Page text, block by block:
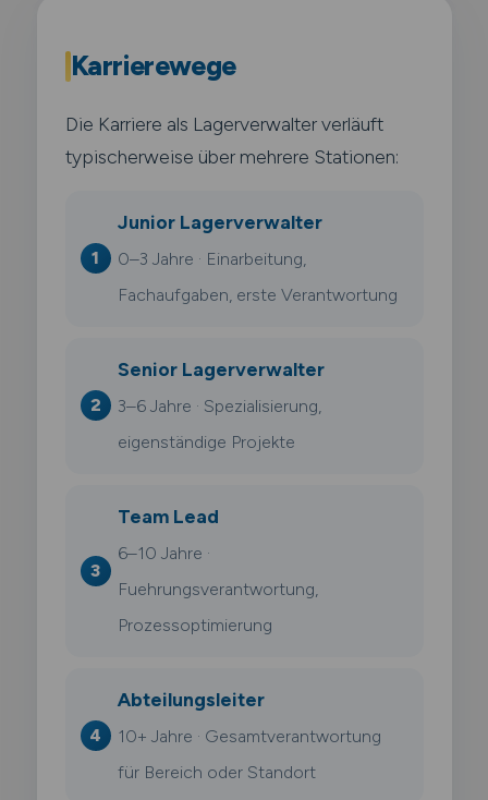
Karrierewege
Die Karriere als Lagerverwalter verläuft
typischerweise über mehrere Stationen:
Junior Lagerverwalter
0–3 Jahre · Einarbeitung,
Fachaufgaben, erste Verantwortung
Senior Lagerverwalter
3–6 Jahre · Spezialisierung,
eigenständige Projekte
Team Lead
6–10 Jahre ·
Fuehrungsverantwortung,
Prozessoptimierung
Abteilungsleiter
10+ Jahre · Gesamtverantwortung
für Bereich oder Standort